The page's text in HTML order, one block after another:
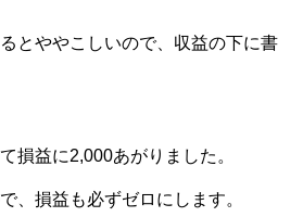
とややこしいので、収益の下に書
損益に2,000あがりました。
、損益も必ずゼロにします。